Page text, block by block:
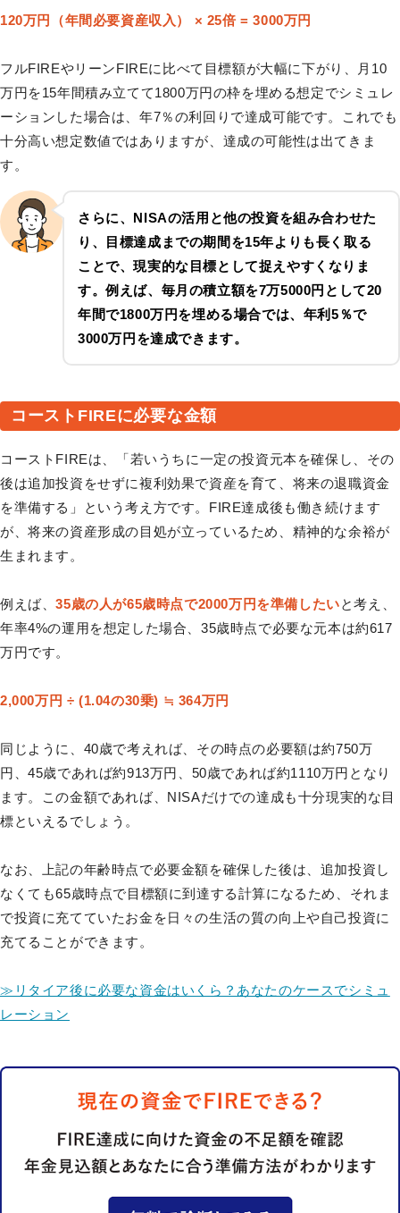
120万円（年間必要資産収入） × 25倍 = 3000万円
フルFIREやリーンFIREに比べて目標額が大幅に下がり、月10
万円を15年間積み立てて1800万円の枠を埋める想定でシミュレ
ーションした場合は、年7％の利回りで達成可能です。これでも
十分高い想定数値ではありますが、達成の可能性は出てきま
す。
さらに、NISAの活用と他の投資を組み合わせた
り、目標達成までの期間を15年よりも長く取る
ことで、現実的な目標として捉えやすくなりま
す。例えば、毎月の積立額を7万5000円として20
年間で1800万円を埋める場合では、年利5％で
3000万円を達成できます。
コーストFIREに必要な金額
コーストFIREは、「若いうちに一定の投資元本を確保し、その
後は追加投資をせずに複利効果で資産を育て、将来の退職資金
を準備する」という考え方です。FIRE達成後も働き続けます
が、将来の資産形成の目処が立っているため、精神的な余裕が
生まれます。
例えば、35歳の人が65歳時点で2000万円を準備したいと考え、
年率4%の運用を想定した場合、35歳時点で必要な元本は約617
万円です。
2,000万円 ÷ (1.04の30乗) ≒ 364万円
同じように、40歳で考えれば、その時点の必要額は約750万
円、45歳であれば約913万円、50歳であれば約1110万円となり
ます。この金額であれば、NISAだけでの達成も十分現実的な目
標といえるでしょう。
なお、上記の年齢時点で必要金額を確保した後は、追加投資し
なくても65歳時点で目標額に到達する計算になるため、それま
で投資に充てていたお金を日々の生活の質の向上や自己投資に
充てることができます。
≫リタイア後に必要な資金はいくら？あなたのケースでシミュ
レーション